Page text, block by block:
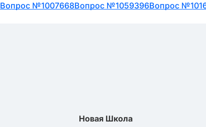
Вопрос №1007668Вопрос №1059396Вопрос
Новая Школа